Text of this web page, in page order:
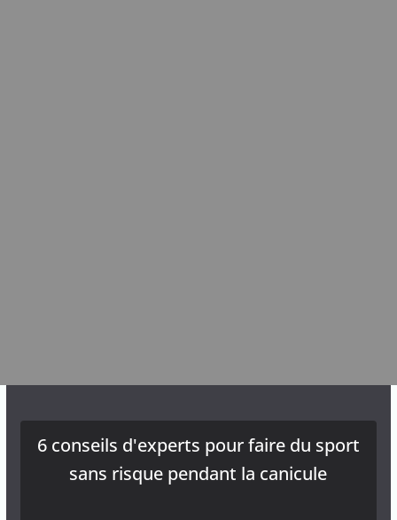
6 conseils d'experts pour faire du sport
sans risque pendant la canicule